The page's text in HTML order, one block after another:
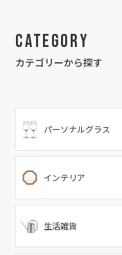
Category
カテゴリーから探す
パーソナルグラス
インテリア
生活雑貨